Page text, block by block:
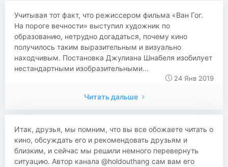
Учитывая тот факт, что режиссером фильма «Ван Гог.
На пороге вечности» выступил художник по
образованию, нетрудно догадаться, почему кино
получилось таким выразительным и визуально
находчивым. Постановка Джулиана Шнабеля изобилует
нестандартными изобразительными...
24 Янв 2019
Читать дальше
Итак, друзья, мы помним, что вы все обожаете читать о
кино, обсуждать его и рекомендовать друзьям и
близким, и сейчас мы решили немного перевернуть
ситуацию. Автор канала @holdouthang сам вам его